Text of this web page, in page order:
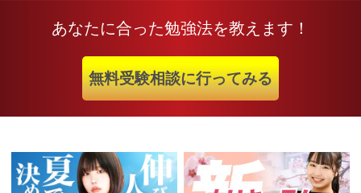
あなたに合った勉強法を教えます！
無料受験相談に行ってみる